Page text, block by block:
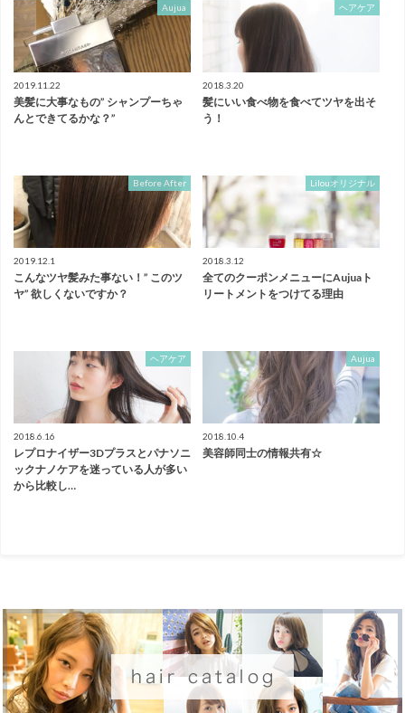
Aujua
2019.11.22
美髪に大事なもの” シャンプーちゃ
んとできてるかな？”
ヘアケア
2018.3.20
髪にいい食べ物を食べてツヤを出そ
う！
Before After
2019.12.1
こんなツヤ髪みた事ない！” このツ
ヤ” 欲しくないですか？
Lilouオリジナル
2018.3.12
全てのクーポンメニューにAujuaト
リートメントをつけてる理由
ヘアケア
2018.6.16
レプロナイザー3Dプラスとパナソニ
ックナノケアを迷っている人が多い
から比較し…
Aujua
2018.10.4
美容師同士の情報共有☆